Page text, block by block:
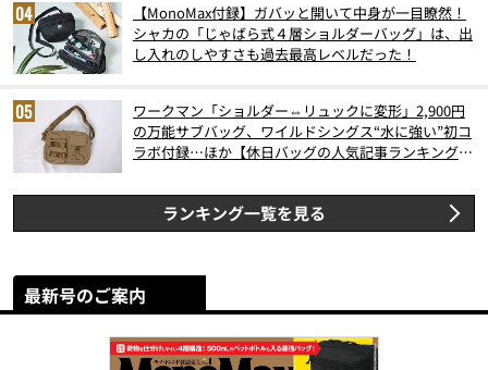
【MonoMax付録】ガバッと開いて中身が一目瞭然！
シャカの「じゃばら式４層ショルダーバッグ」は、出
し入れのしやすさも過去最高レベルだった！
ワークマン「ショルダー⇔リュックに変形」2,900円
の万能サブバッグ、ワイルドシングス“水に強い”初コ
ラボ付録…ほか【休日バッグの人気記事ランキングベ
ランキング一覧を見る
最新号のご案内